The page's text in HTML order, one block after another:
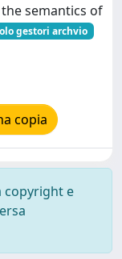
semantics of
gestori archvio
copia
copyright e